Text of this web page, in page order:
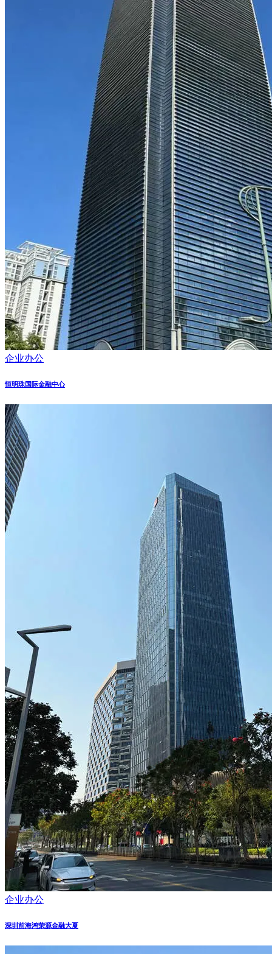
企业办公
恒明珠国际金融中心
企业办公
深圳前海鸿荣源金融大夏